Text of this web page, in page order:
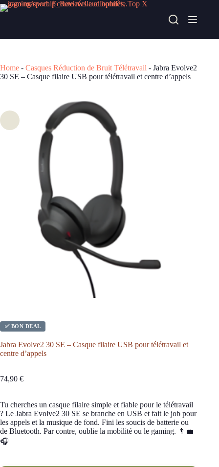
Passer
au
Acheter chez alternate
Home - Casques Réduction de Bruit Télétravail - Jabra Evolve2
30 SE – Casque filaire USB pour télétravail et centre d’appels
✅ BON DEAL
Jabra Evolve2 30 SE – Casque filaire USB pour télétravail et
centre d’appels
74,90 €
Tu cherches un casque filaire simple et fiable pour le télétravail
? Le Jabra Evolve2 30 SE se branche en USB et fait le job pour
les appels et la musique de fond. Fini les soucis de batterie ou
de Bluetooth. Par contre, oublie la mobilité ou le gaming. 👨‍💼
🎧